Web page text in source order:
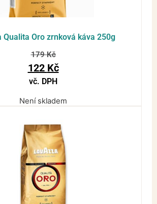
Qualita Oro zrnková káva 250g
179Kč
122 Kč
vč. DPH
Není skladem